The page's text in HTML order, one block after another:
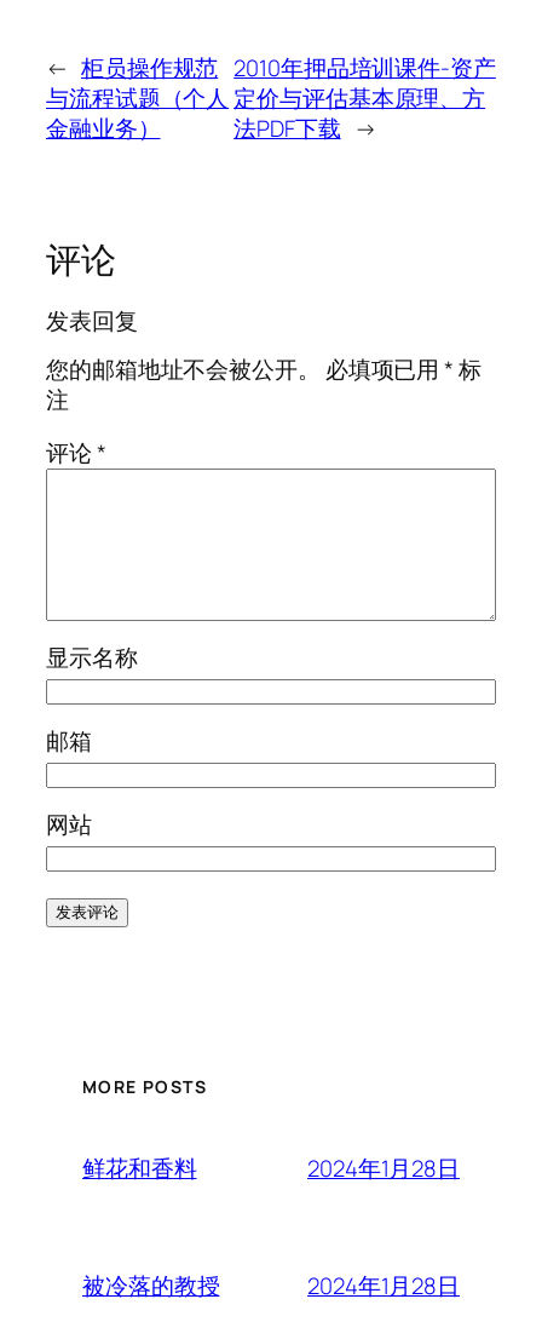
← 柜员操作规范
与流程试题（个人
金融业务）
2010年押品培训课件-资产
定价与评估基本原理、方
法PDF下载 →
评论
发表回复
您的邮箱地址不会被公开。
必填项已用*标
注
评论*
显示名称
邮箱
网站
MORE POSTS
鲜花和香料 2024年1月28日
被冷落的教授 2024年1月28日